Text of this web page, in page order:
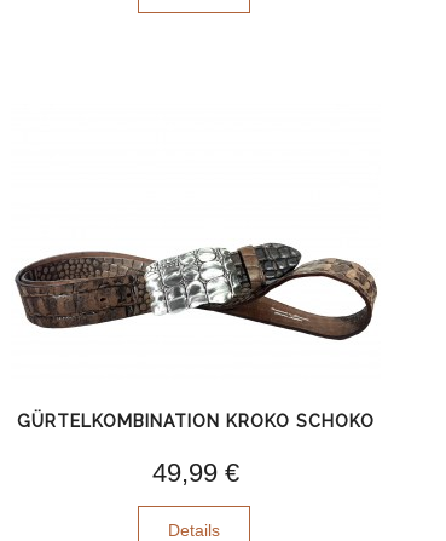
GÜRTELKOMBINATION KROKO SCHOKO
49,99 €
Details